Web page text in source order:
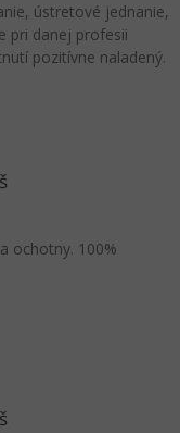
ústretové jednanie,
pri danej profesii
pozitívne naladený.
ochotny. 100%